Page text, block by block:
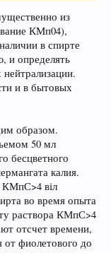
из
КМп04),
в спирте
и определять
и в бытовых
образом.
50 мл
бесцветного
калия.
КМпС>4 віл
во время опыта
раствора КМпС>4
отсчет времени,
от фиолетового до